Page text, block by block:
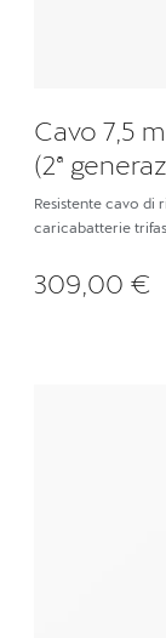
Cavo 7,5
(2ª
Resistente cavo di
caricabatterie
309,00 €